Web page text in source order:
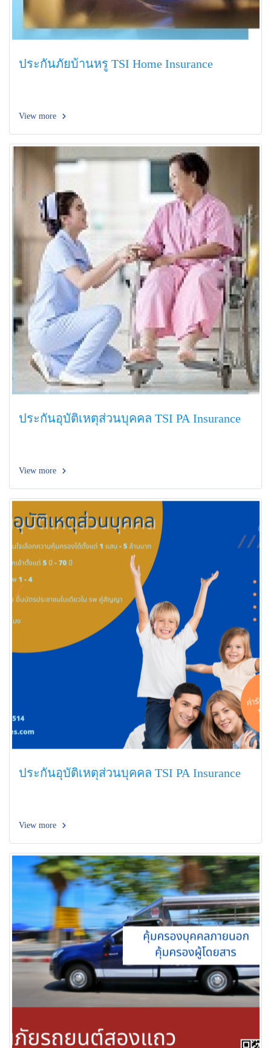
ประกันภัยบ้านหรู TSI Home Insurance
View more
ประกันอุบัติเหตุส่วนบุคคล TSI PA Insurance
View more
ประกันอุบัติเหตุส่วนบุคคล TSI PA Insurance
View more